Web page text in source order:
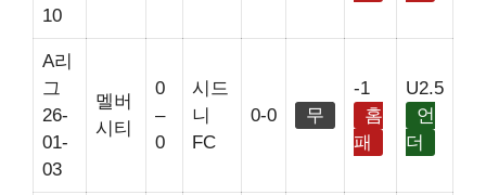
10
A리
그
26-
01-
03
멜버
시티
0
–
0
시드
니
FC
0-0 무
-1
홈
패
U2.5
언
더